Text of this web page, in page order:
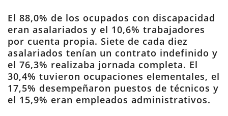
El 88,0% de los ocupados con discapacidad
eran asalariados y el 10,6% trabajadores
por cuenta propia. Siete de cada diez
asalariados tenían un contrato indefinido y
el 76,3% realizaba jornada completa. El
30,4% tuvieron ocupaciones elementales, el
17,5% desempeñaron puestos de técnicos y
el 15,9% eran empleados administrativos.